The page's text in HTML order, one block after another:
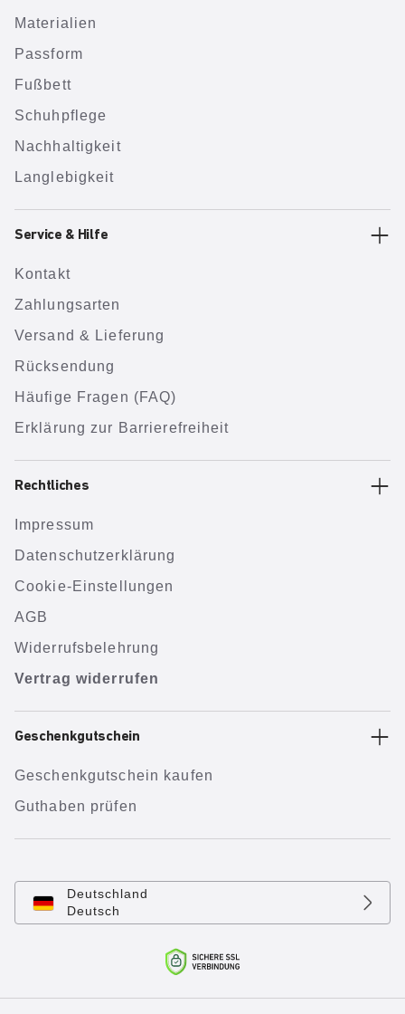
Materialien
Passform
Fußbett
Schuhpflege
Nachhaltigkeit
Langlebigkeit
Service & Hilfe
Kontakt
Zahlungsarten
Versand & Lieferung
Rücksendung
Häufige Fragen (FAQ)
Erklärung zur Barrierefreiheit
Rechtliches
Impressum
Datenschutzerklärung
Cookie-Einstellungen
AGB
Widerrufsbelehrung
Vertrag widerrufen
Geschenkgutschein
Geschenkgutschein kaufen
Guthaben prüfen
Deutschland
Deutsch